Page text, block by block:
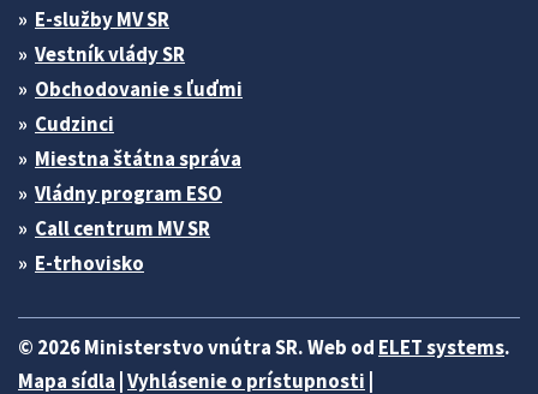
E-služby MV SR
Vestník vlády SR
Obchodovanie s ľuďmi
Cudzinci
Miestna štátna správa
Vládny program ESO
Call centrum MV SR
E-trhovisko
© 2026 Ministerstvo vnútra SR. Web od ELET systems.
Mapa sídla Vyhlásenie o prístupnosti